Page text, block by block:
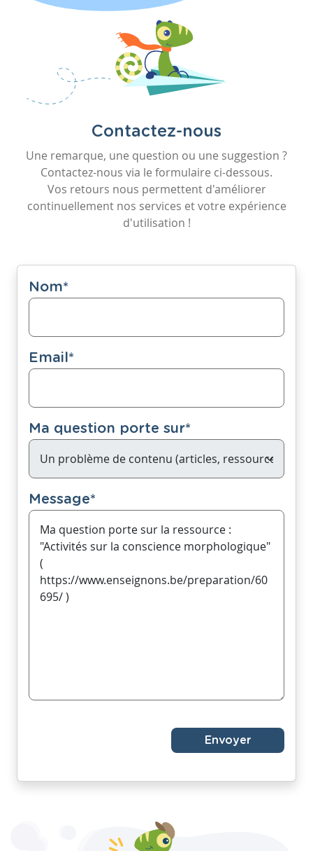
Contactez-nous
Une remarque, une question ou une suggestion ?
Contactez-nous via le formulaire ci-dessous.
Vos retours nous permettent d'améliorer
continuellement nos services et votre expérience
d'utilisation !
Nom*
Email*
Ma question porte sur*
Message*
Envoyer